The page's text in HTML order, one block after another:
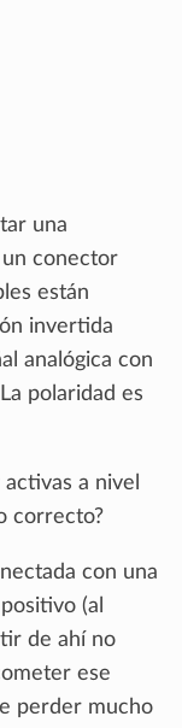
una
un conector
están
invertida
analógica con
polaridad es
a nivel
correcto?
con una
(al
de ahí no
ese
perder mucho